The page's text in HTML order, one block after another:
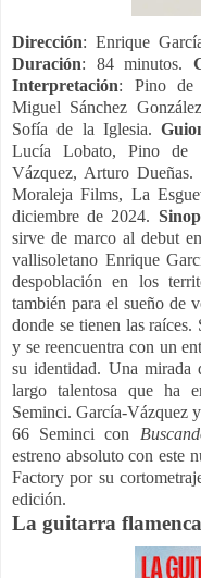
Dirección: Enrique
Duración: 84 minutos.
Interpretación: Pino de
Miguel Sánchez
Sofía de la Iglesia.
Lucía Lobato, Pino de
Vázquez, Arturo Dueñas.
Moraleja Films, La
diciembre de 2024.
sirve de marco al debut
vallisoletano Enrique
despoblación en los
también para el sueño de
donde se tienen las
y se reencuentra con un
su identidad. Una mirada
largo talentosa que ha
Seminci. García-Vázquez
66 Seminci con
estreno absoluto con este
Factory por su
edición.
La guitarra